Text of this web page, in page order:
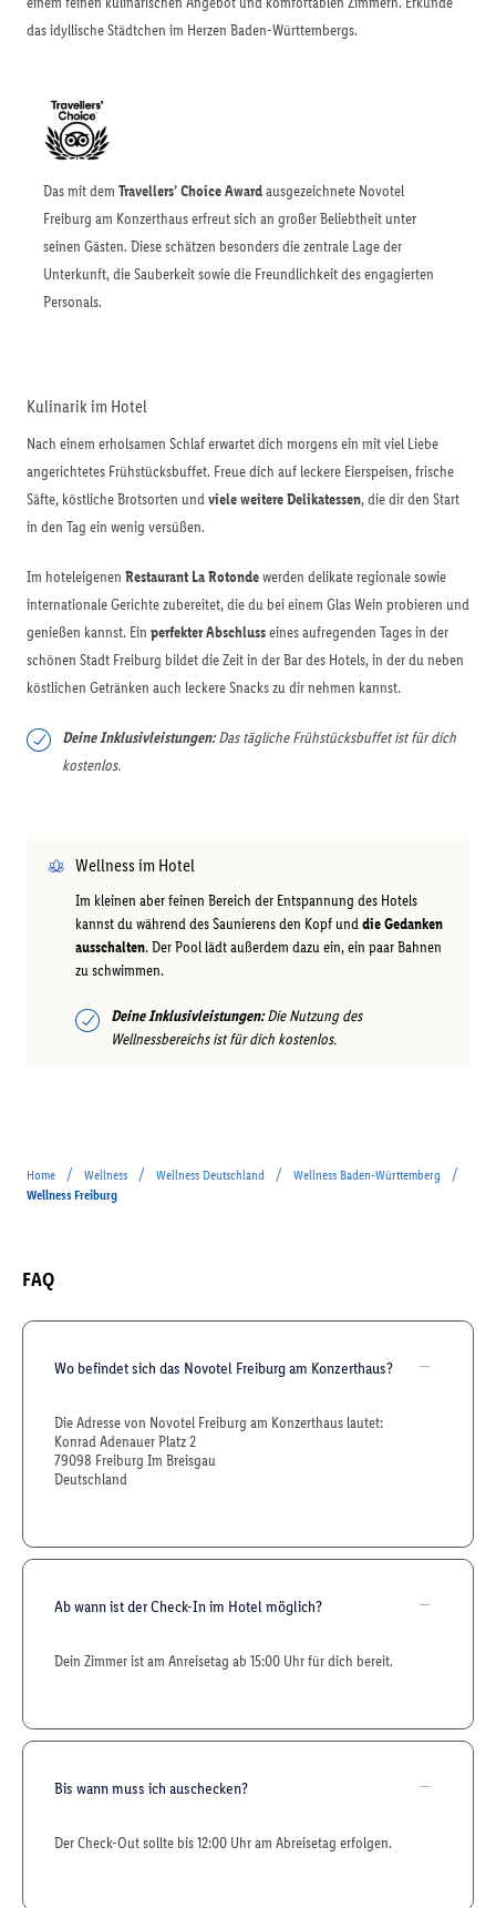
das idyllische Städtchen im Herzen Baden-Württembergs.
Das mit dem Travellers’ Choice Awardausgezeichnete Novotel
Freiburg am Konzerthaus erfreut sich an großer Beliebtheit unter
seinen Gästen. Diese schätzen besonders die zentrale Lage der
Unterkunft, die Sauberkeit sowie die Freundlichkeit des engagierten
Personals.
Kulinarik im Hotel
Nach einem erholsamen Schlaf erwartet dich morgens ein mit viel Liebe
angerichtetes Frühstücksbuffet. Freue dich auf leckere Eierspeisen, frische
Säfte, köstliche Brotsorten undviele weitere Delikatessen, die dir den Start
in den Tag ein wenig versüßen.
Im hoteleigenen Restaurant La Rotondewerden delikate regionale sowie
internationale Gerichte zubereitet, die du bei einem Glas Wein probieren und
genießen kannst. Ein perfekter Abschlusseines aufregenden Tages in der
schönen Stadt Freiburg bildet die Zeit in der Bar des Hotels, in der du neben
köstlichen Getränken auch leckere Snacks zu dir nehmen kannst.
Deine Inklusivleistungen:Das tägliche Frühstücksbuffet ist für dich
kostenlos.
Wellness im Hotel
Im kleinen aber feinen Bereich der Entspannung des Hotels
kannst du während des Saunierens den Kopf unddie Gedanken
ausschalten. Der Pool lädt außerdem dazu ein, ein paar Bahnen
zu schwimmen.
Deine Inklusivleistungen:Die Nutzung des
Wellnessbereichs ist für dich kostenlos.
Home / Wellness / Wellness Deutschland / Wellness Baden-Württemberg /
Wellness Freiburg
FAQ
Wo befindet sich das Novotel Freiburg am Konzerthaus?
Die Adresse von Novotel Freiburg am Konzerthaus lautet:
Konrad Adenauer Platz 2
79098 Freiburg Im Breisgau
Deutschland
Ab wann ist der Check-In im Hotel möglich?
Dein Zimmer ist am Anreisetag ab 15:00 Uhr für dich bereit.
Bis wann muss ich auschecken?
Der Check-Out sollte bis 12:00 Uhr am Abreisetag erfolgen.